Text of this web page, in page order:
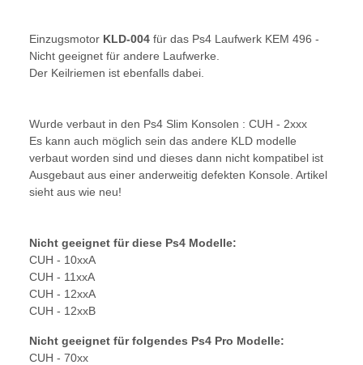
Einzugsmotor KLD-004 für das Ps4 Laufwerk KEM 496 -
Nicht geeignet für andere Laufwerke.
Der Keilriemen ist ebenfalls dabei.
Wurde verbaut in den Ps4 Slim Konsolen : CUH - 2xxx
Es kann auch möglich sein das andere KLD modelle
verbaut worden sind und dieses dann nicht kompatibel ist
Ausgebaut aus einer anderweitig defekten Konsole. Artikel
sieht aus wie neu!
Nicht geeignet für diese Ps4 Modelle:
CUH - 10xxA
CUH - 11xxA
CUH - 12xxA
CUH - 12xxB
Nicht geeignet für folgendes Ps4 Pro Modelle:
CUH - 70xx